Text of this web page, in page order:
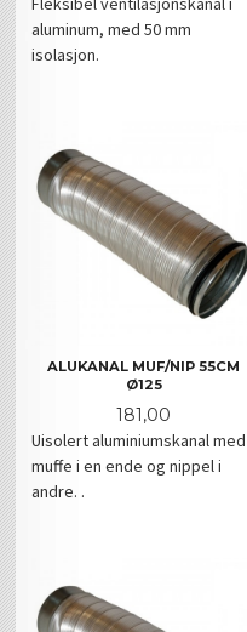
aluminum, med 50 mm
isolasjon.
ALUKANAL MUF/NIP 55CM
Ø125
Pris
181,00
Uisolert aluminiumskanal med
muffe i en ende og nippel i
andre. .